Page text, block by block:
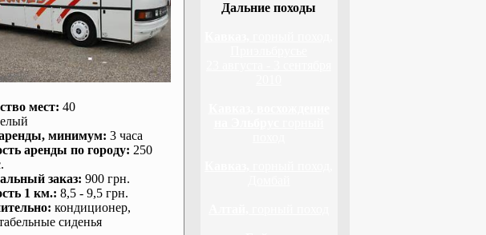
мест: 40
, минимум: 3 часа
аренды по городу: 250
заказ: 900 грн.
1 км.: 8,5 - 9,5 грн.
: кондиционер,
сиденья
Дальние походы